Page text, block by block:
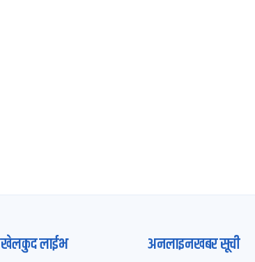
खेलकुद लाईभ अनलाइनखबर सूची